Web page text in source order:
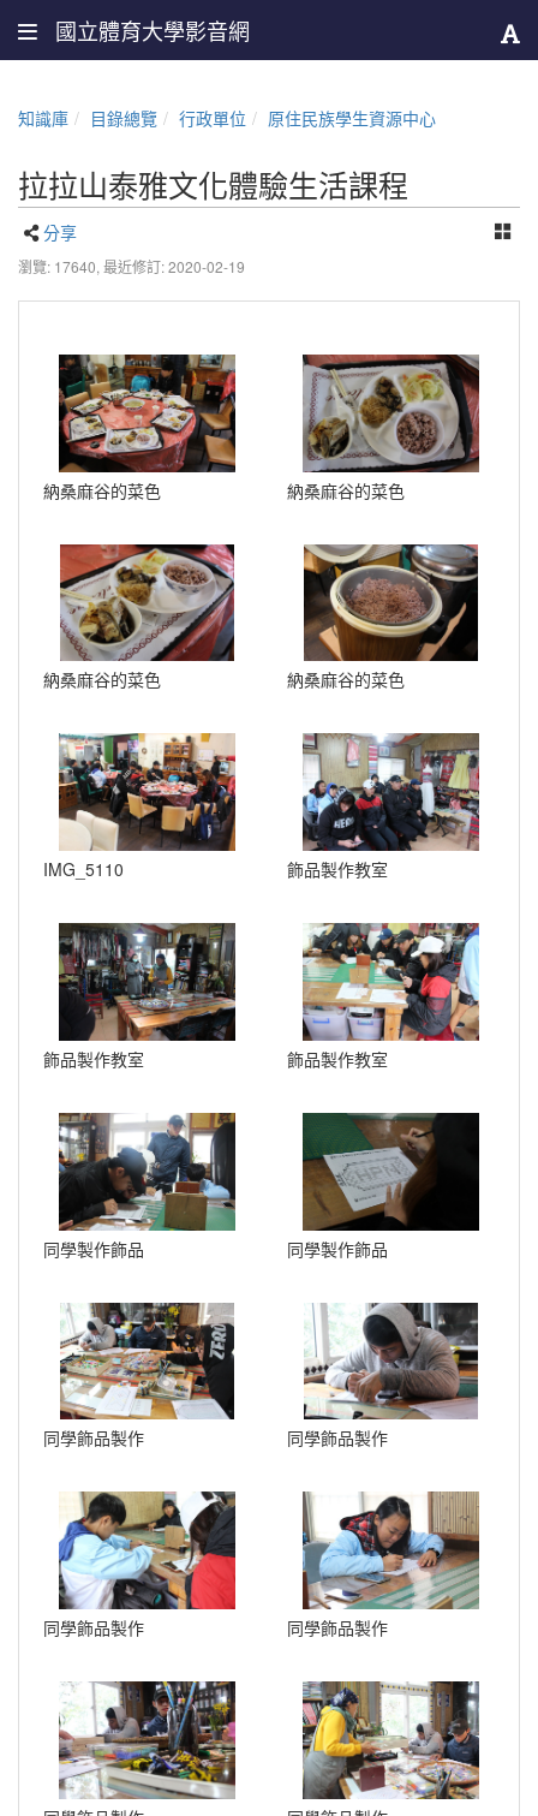
國立體育大學影音網
知識庫 目錄總覽 行政單位 原住民族學生資源中心
拉拉山泰雅文化體驗生活課程
分享
瀏覽: 17640, 最近修訂: 2020-02-19
納桑麻谷的菜色 納桑麻谷的菜色
納桑麻谷的菜色 納桑麻谷的菜色
IMG_5110 飾品製作教室
飾品製作教室 飾品製作教室
同學製作飾品 同學製作飾品
同學飾品製作 同學飾品製作
同學飾品製作 同學飾品製作